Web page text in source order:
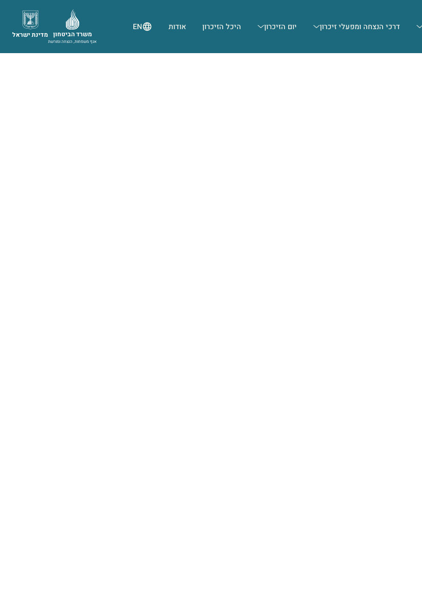
דרכי הנצחה ומפעלי זיכרון יום הזיכרון היכל הזיכרון אודות EN
מדינת ישראל משרד הביטחון
אגף משפחות, הנצחה ומורשת